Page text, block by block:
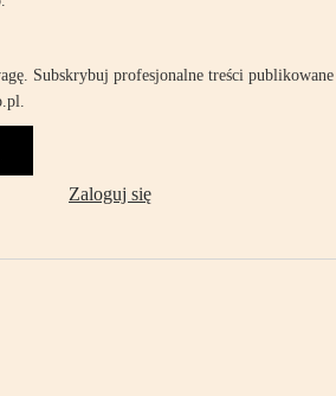
Subskrybuj profesjonalne treści publikowane
Zaloguj się